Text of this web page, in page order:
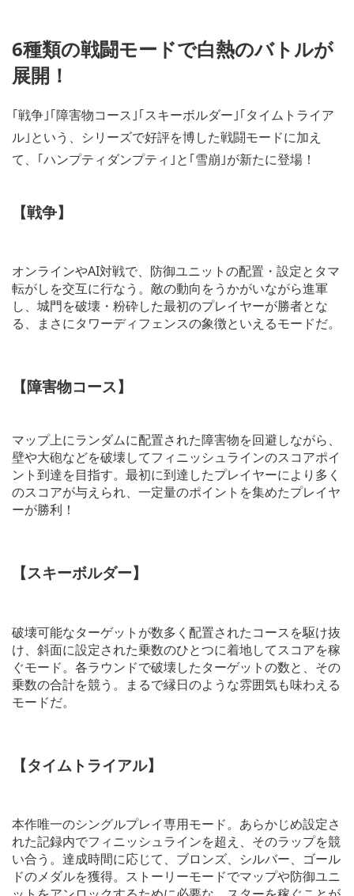
6種類の戦闘モードで白熱のバトルが
展開！
｢戦争｣｢障害物コース｣｢スキーボルダー｣｢タイムトライア
ル｣という、シリーズで好評を博した戦闘モードに加え
て、｢ハンプティダンプティ｣と｢雪崩｣が新たに登場！
【戦争】
オンラインやAI対戦で、防御ユニットの配置・設定とタマ
転がしを交互に行なう。敵の動向をうかがいながら進軍
し、城門を破壊・粉砕した最初のプレイヤーが勝者とな
る、まさにタワーディフェンスの象徴といえるモードだ。
【障害物コース】
マップ上にランダムに配置された障害物を回避しながら、
壁や大砲などを破壊してフィニッシュラインのスコアポイ
ント到達を目指す。最初に到達したプレイヤーにより多く
のスコアが与えられ、一定量のポイントを集めたプレイヤ
ーが勝利！
【スキーボルダー】
破壊可能なターゲットが数多く配置されたコースを駆け抜
け、斜面に設定された乗数のひとつに着地してスコアを稼
ぐモード。各ラウンドで破壊したターゲットの数と、その
乗数の合計を競う。まるで縁日のような雰囲気も味わえる
モードだ。
【タイムトライアル】
本作唯一のシングルプレイ専用モード。あらかじめ設定さ
れた記録内でフィニッシュラインを超え、そのラップを競
い合う。達成時間に応じて、ブロンズ、シルバー、ゴール
ドのメダルを獲得。ストーリーモードでマップや防御ユニ